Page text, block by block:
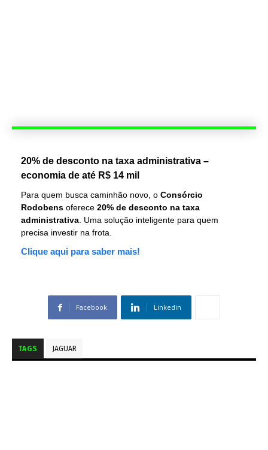
20% de desconto na taxa administrativa –
economia de até R$ 14 mil
Para quem busca caminhão novo, o Consórcio
Rodobens oferece 20% de desconto na taxa
administrativa . Uma solução inteligente para quem
precisa investir na frota.
Clique aqui para saber mais!
Facebook Linkedin
TAGS JAGUAR